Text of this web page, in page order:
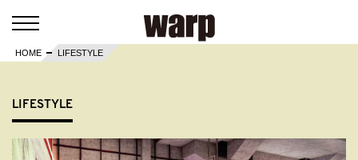
HOME LIFESTYLE
LIFESTYLE